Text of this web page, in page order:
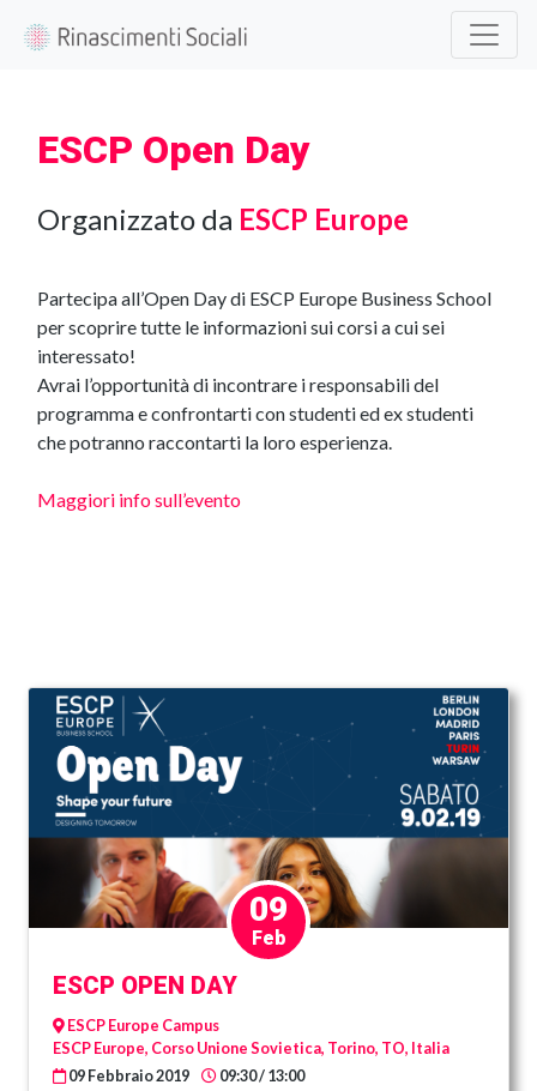
09
Feb
ESCP OPEN DAY
ESCP Europe Campus
ESCP Europe, Corso Unione Sovietica, Torino, TO, Italia
09 Febbraio 2019
09:30 / 13:00
ESCP Open Day
Organizzato da ESCP Europe
Partecipa all’Open Day di ESCP Europe Business School
per scoprire tutte le informazioni sui corsi a cui sei
interessato!
Avrai l’opportunità di incontrare i responsabili del
programma e confrontarti con studenti ed ex studenti
che potranno raccontarti la loro esperienza.
Maggiori info sull’evento